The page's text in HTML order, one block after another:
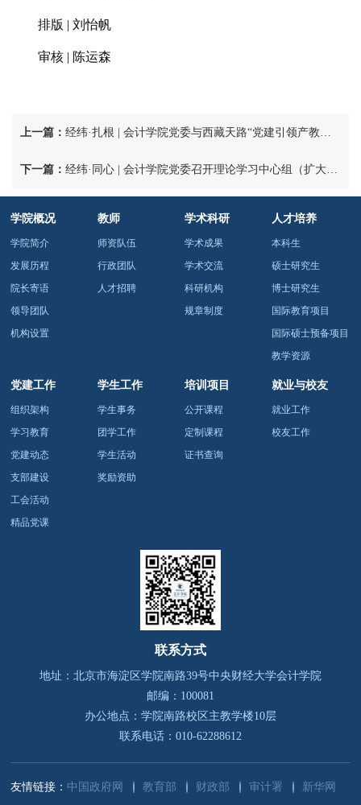
排版 | 刘怡帆
审核 | 陈运森
上一篇： 经纬·扎根 | 会计学院党委与西藏天路“党建引领产教融合基地”正式揭牌
下一篇： 经纬·同心 | 会计学院党委召开理论学习中心组（扩大）学习暨2026年度统战工作座谈会
学院概况
学院简介
发展历程
院长寄语
领导团队
机构设置
教师
师资队伍
行政团队
人才招聘
学术科研
学术成果
学术交流
科研机构
规章制度
人才培养
本科生
硕士研究生
博士研究生
国际教育项目
国际硕士预备项目
教学资源
党建工作
组织架构
学习教育
党建动态
支部建设
工会活动
精品党课
学生工作
学生事务
团学工作
学生活动
奖励资助
培训项目
公开课程
定制课程
证书查询
就业与校友
就业工作
校友工作
联系方式
地址：北京市海淀区学院南路39号中央财经大学会计学院
邮编：100081
办公地点：学院南路校区主教学楼10层
联系电话：010-62288612
友情链接： 中国政府网 教育部 财政部 审计署
新华网